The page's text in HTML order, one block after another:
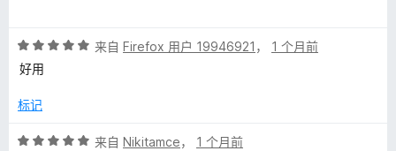
/
5
评
分
/
来自 Firefox 用户 19946921 ， 1 个月前
好用
标记
评
来自 Nikitamce， 1 个月前